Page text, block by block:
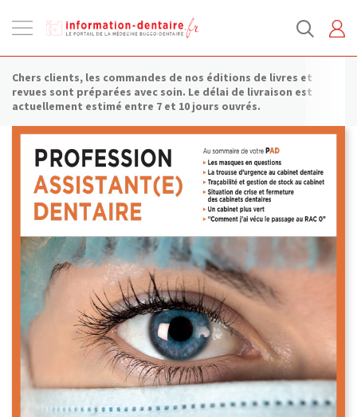
la
Chers clients, les commandes de nos éditions de livres et
revues sont préparées avec soin. Le délai de livraison est
actuellement estimé entre 7 et 10 jours ouvrés.